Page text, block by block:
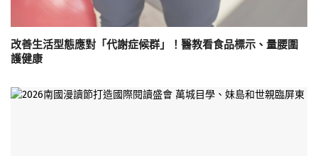
改善生活型態應對「代謝症候群」！醫教看食品標示、量腰圍
護健康